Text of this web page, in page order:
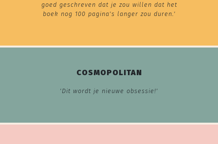
goed geschreven dat je zou willen dat het
boek nog 100 pagina's langer zou duren.'
COSMOPOLITAN
'Dit wordt je nieuwe obsessie!'